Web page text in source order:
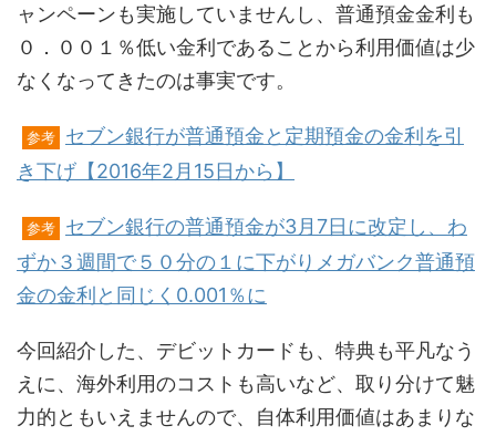
ャンペーンも実施していませんし、普通預金金利も
０．００１％低い金利であることから利用価値は少
なくなってきたのは事実です。
参考
セブン銀行が普通預金と定期預金の金利を引
き下げ【2016年2月15日から】
参考
セブン銀行の普通預金が3月7日に改定し、わ
ずか３週間で５０分の１に下がりメガバンク普通預
金の金利と同じく0.001％に
今回紹介した、デビットカードも、特典も平凡なう
えに、海外利用のコストも高いなど、取り分けて魅
力的ともいえませんので、自体利用価値はあまりな